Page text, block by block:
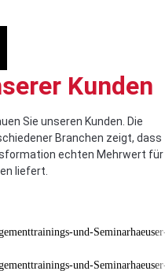
Kunden
Sie unseren Kunden. Die
Branchen zeigt, dass
echten Mehrwert für
liefert.